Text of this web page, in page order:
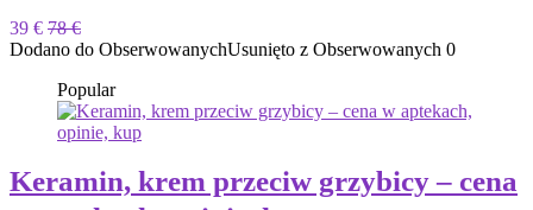
39 € 78 €
Dodano do ObserwowanychUsunięto z Obserwowanych 0
Popular
Keramin, krem ​​przeciw grzybicy – cena